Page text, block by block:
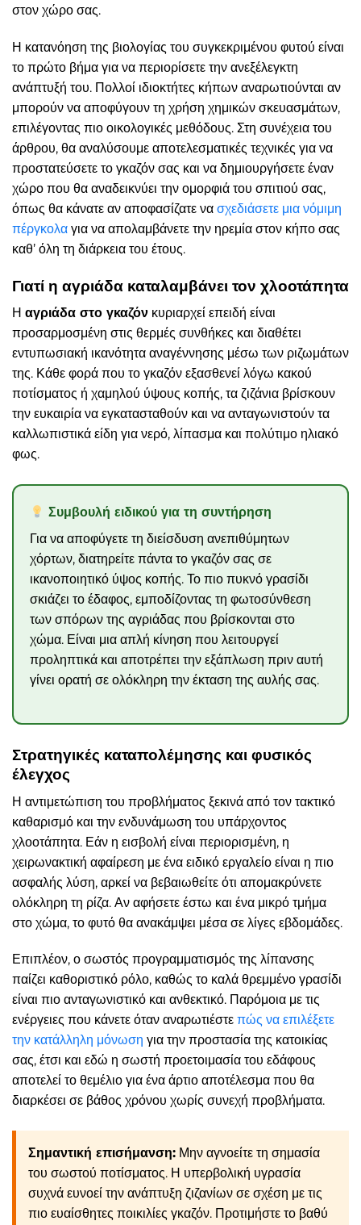
στον χώρο σας.
Η κατανόηση της βιολογίας του συγκεκριμένου φυτού είναι
το πρώτο βήμα για να περιορίσετε την ανεξέλεγκτη
ανάπτυξή του. Πολλοί ιδιοκτήτες κήπων αναρωτιούνται αν
μπορούν να αποφύγουν τη χρήση χημικών σκευασμάτων,
επιλέγοντας πιο οικολογικές μεθόδους. Στη συνέχεια του
άρθρου, θα αναλύσουμε αποτελεσματικές τεχνικές για να
προστατεύσετε το γκαζόν σας και να δημιουργήσετε έναν
χώρο που θα αναδεικνύει την ομορφιά του σπιτιού σας,
όπως θα κάνατε αν αποφασίζατε να σχεδιάσετε μια νόμιμη
πέργκολα για να απολαμβάνετε την ηρεμία στον κήπο σας
καθ’ όλη τη διάρκεια του έτους.
Γιατί η αγριάδα καταλαμβάνει τον χλοοτάπητα
Η αγριάδα στο γκαζόν κυριαρχεί επειδή είναι
προσαρμοσμένη στις θερμές συνθήκες και διαθέτει
εντυπωσιακή ικανότητα αναγέννησης μέσω των ριζωμάτων
της. Κάθε φορά που το γκαζόν εξασθενεί λόγω κακού
ποτίσματος ή χαμηλού ύψους κοπής, τα ζιζάνια βρίσκουν
την ευκαιρία να εγκατασταθούν και να ανταγωνιστούν τα
καλλωπιστικά είδη για νερό, λίπασμα και πολύτιμο ηλιακό
φως.
Συμβουλή ειδικού για τη συντήρηση
Για να αποφύγετε τη διείσδυση ανεπιθύμητων
χόρτων, διατηρείτε πάντα το γκαζόν σας σε
ικανοποιητικό ύψος κοπής. Το πιο πυκνό γρασίδι
σκιάζει το έδαφος, εμποδίζοντας τη φωτοσύνθεση
των σπόρων της αγριάδας που βρίσκονται στο
χώμα. Είναι μια απλή κίνηση που λειτουργεί
προληπτικά και αποτρέπει την εξάπλωση πριν αυτή
γίνει ορατή σε ολόκληρη την έκταση της αυλής σας.
Στρατηγικές καταπολέμησης και φυσικός
έλεγχος
Η αντιμετώπιση του προβλήματος ξεκινά από τον τακτικό
καθαρισμό και την ενδυνάμωση του υπάρχοντος
χλοοτάπητα. Εάν η εισβολή είναι περιορισμένη, η
χειρωνακτική αφαίρεση με ένα ειδικό εργαλείο είναι η πιο
ασφαλής λύση, αρκεί να βεβαιωθείτε ότι απομακρύνετε
ολόκληρη τη ρίζα. Αν αφήσετε έστω και ένα μικρό τμήμα
στο χώμα, το φυτό θα ανακάμψει μέσα σε λίγες εβδομάδες.
Επιπλέον, ο σωστός προγραμματισμός της λίπανσης
παίζει καθοριστικό ρόλο, καθώς το καλά θρεμμένο γρασίδι
είναι πιο ανταγωνιστικό και ανθεκτικό. Παρόμοια με τις
ενέργειες που κάνετε όταν αναρωτιέστε πώς να επιλέξετε
την κατάλληλη μόνωση για την προστασία της κατοικίας
σας, έτσι και εδώ η σωστή προετοιμασία του εδάφους
αποτελεί το θεμέλιο για ένα άρτιο αποτέλεσμα που θα
διαρκέσει σε βάθος χρόνου χωρίς συνεχή προβλήματα.
Σημαντική επισήμανση: Μην αγνοείτε τη σημασία
του σωστού ποτίσματος. Η υπερβολική υγρασία
συχνά ευνοεί την ανάπτυξη ζιζανίων σε σχέση με τις
πιο ευαίσθητες ποικιλίες γκαζόν. Προτιμήστε το βαθύ